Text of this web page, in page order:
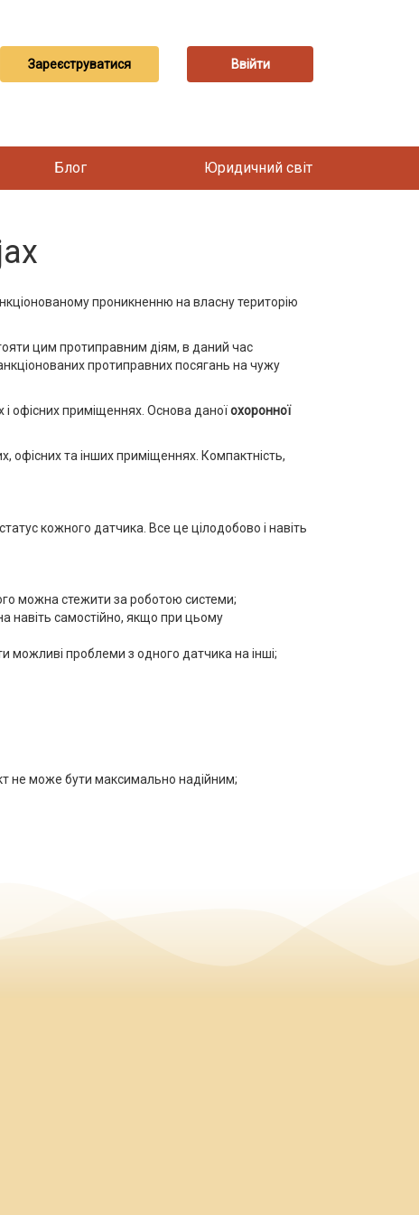
Зареєструватися Ввійти
Блог Юридичний світ
проникненню на власну територію
цим протиправним діям, в даний час
протиправних посягань на чужу
офісних приміщеннях. Основа даноїохоронної
офісних та інших приміщеннях. Компактність,
кожного датчика. Все це цілодобово і навіть
можна стежити за роботою системи;
навіть самостійно, якщо при цьому
проблеми з одного датчика на інші;
не може бути максимально надійним;